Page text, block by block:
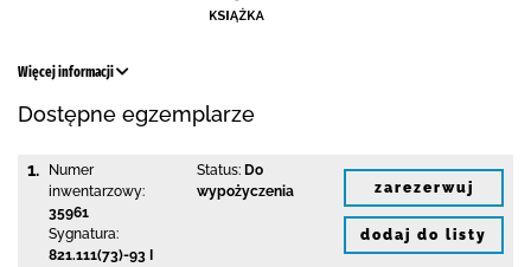
Więcej informacji
Dostępne egzemplarze
1.
Numer
inwentarzowy:
35961
Sygnatura:
821.111(73)-93 I
Status: Do
wypożyczenia
zarezerwuj
dodaj do listy